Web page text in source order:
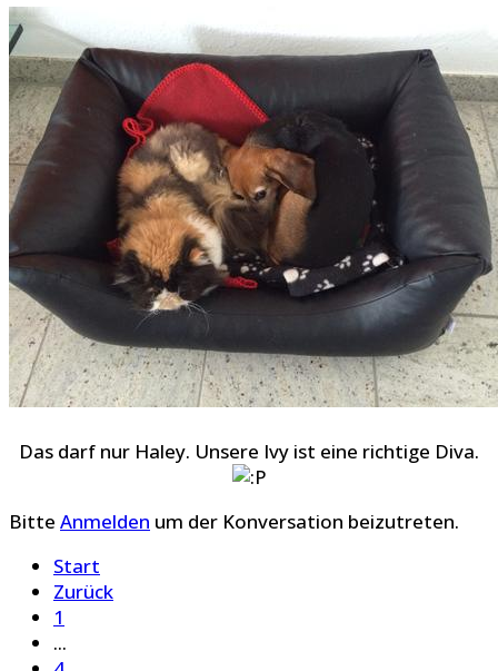
Das darf nur Haley. Unsere Ivy ist eine richtige Diva.
Bitte Anmelden um der Konversation beizutreten.
Start
Zurück
1
...